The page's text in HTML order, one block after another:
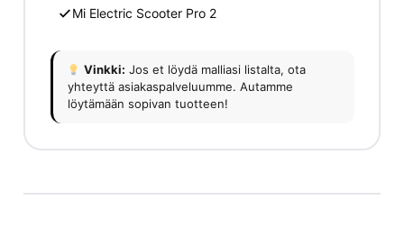
Mi Electric Scooter Pro 2
Vinkki: Jos et löydä malliasi listalta, ota
yhteyttä asiakaspalveluumme. Autamme
löytämään sopivan tuotteen!